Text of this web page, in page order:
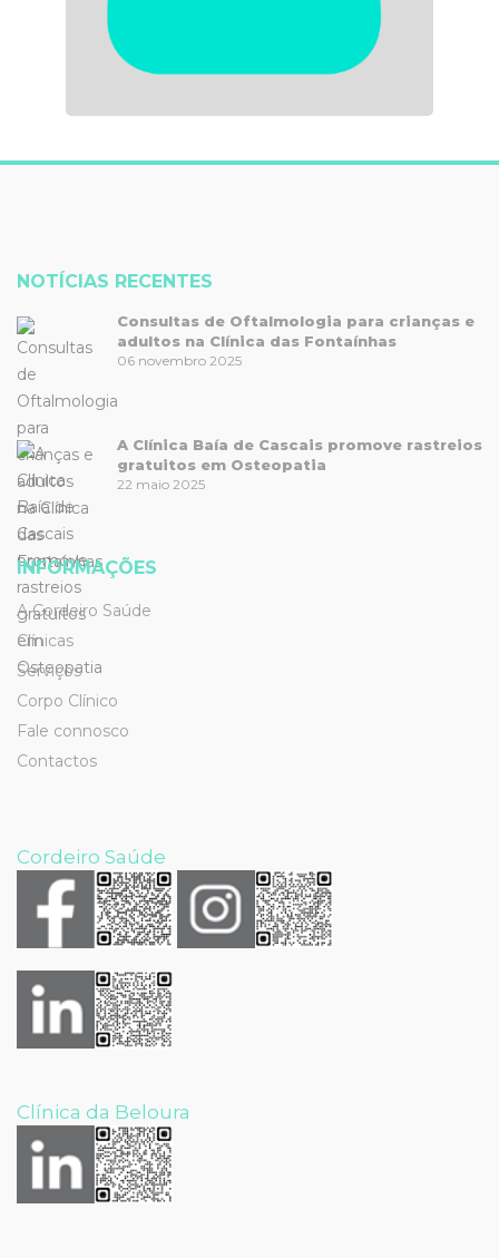
NOTÍCIAS RECENTES
Consultas de Oftalmologia para crianças e
adultos na Clínica das Fontaínhas
06 novembro 2025
A Clínica Baía de Cascais promove rastreios
gratuitos em Osteopatia
22 maio 2025
INFORMAÇÕES
A Cordeiro Saúde
Clínicas
Serviços
Corpo Clínico
Fale connosco
Contactos
Cordeiro Saúde
Clínica da Beloura